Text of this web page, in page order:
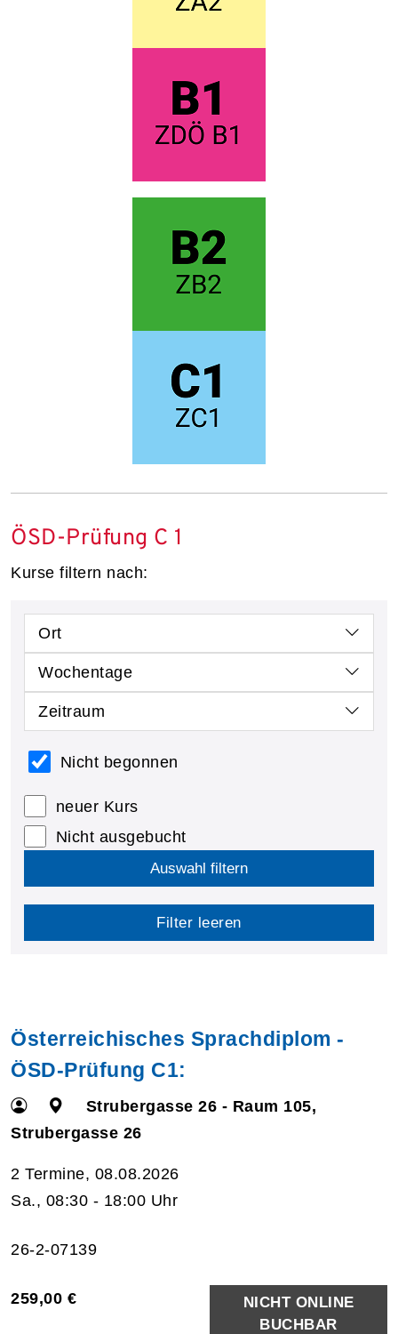
ÖSD-Prüfung C 1
Kurse filtern nach:
Ort
Wochentage
Zeitraum
Nicht begonnen
neuer Kurs
Nicht ausgebucht
Auswahl filtern
Filter leeren
Österreichisches Sprachdiplom -
ÖSD-Prüfung C1:
Strubergasse 26 - Raum 105,
Strubergasse 26
2 Termine, 08.08.2026
Sa., 08:30 - 18:00 Uhr
26-2-07139
259,00 €
NICHT ONLINE
BUCHBAR